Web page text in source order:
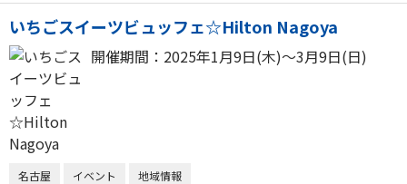
いちごスイーツビュッフェ☆Hilton Nagoya
開催期間：2025年1月9日(木)～3月9日(日)
名古屋 イベント 地域情報